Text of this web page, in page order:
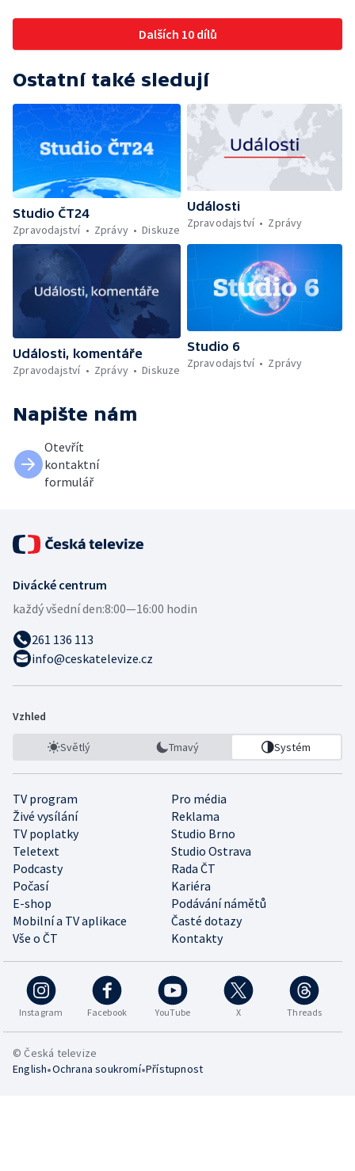
Dalších 10 dílů
Ostatní také sledují
Studio ČT24
Zpravodajství
Zprávy Diskuze
Události
Zpravodajství
Zprávy
Události, komentáře
Zpravodajství
Zprávy Diskuze
Studio 6
Zpravodajství
Zprávy
Napište nám
Otevřít
kontaktní
formulář
Divácké centrum
každý všední den:8:00—16:00 hodin
261 136 113
info@ceskatelevize.cz
Vzhled
Světlý Tmavý Systém
TV program
Pro média
Živé vysílání
Reklama
TV poplatky
Studio Brno
Teletext
Studio Ostrava
Podcasty
Rada ČT
Počasí
Kariéra
E-shop
Podávání námětů
Mobilní a TV aplikace
Časté dotazy
Vše o ČT
Kontakty
Instagram Facebook YouTube X Threads
© Česká televize
English•Ochrana soukromí•Přístupnost